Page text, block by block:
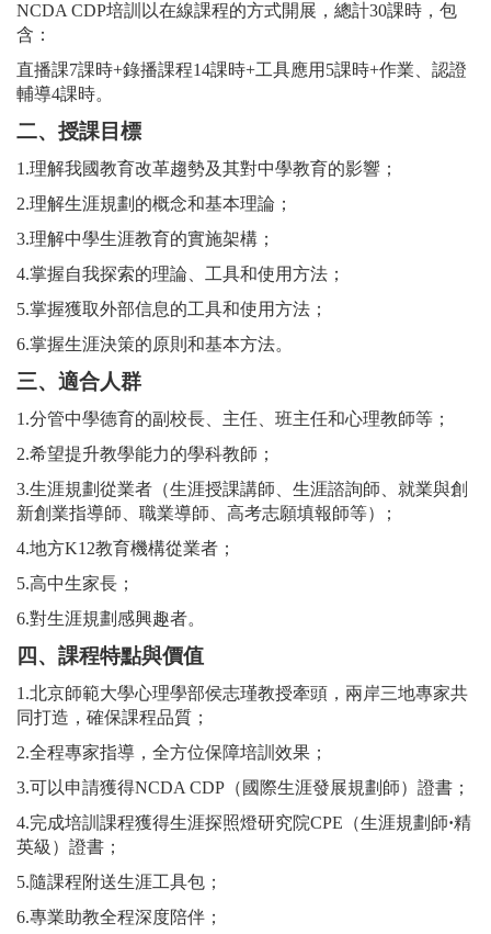
NCDA CDP培訓以在線課程的方式開展，總計30課時，包
含：
直播課7課時+錄播課程14課時+工具應用5課時+作業、認證
輔導4課時。
二、授課目標
1.理解我國教育改革趨勢及其對中學教育的影響；
2.理解生涯規劃的概念和基本理論；
3.理解中學生涯教育的實施架構；
4.掌握自我探索的理論、工具和使用方法；
5.掌握獲取外部信息的工具和使用方法；
6.掌握生涯決策的原則和基本方法。
三、適合人群
1.分管中學德育的副校長、主任、班主任和心理教師等；
2.希望提升教學能力的學科教師；
3.生涯規劃從業者（生涯授課講師、生涯諮詢師、就業與創
新創業指導師、職業導師、高考志願填報師等）
；
4.地方K12教育機構從業者；
5.高中生家長；
6.對生涯規劃感興趣者。
四、課程特點與價值
1.北京師範大學心理學部侯志瑾教授牽頭，兩岸三地專家共
同打造，確保課程品質；
2.全程專家指導，全方位保障培訓效果；
3.可以申請獲得NCDA CDP（國際生涯發展規劃師）證書；
4.完成培訓課程獲得生涯探照燈研究院CPE（生涯規劃師·精
英級）證書；
5.隨課程附送生涯工具包；
6.專業助教全程深度陪伴；